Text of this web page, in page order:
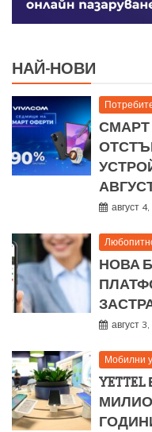
НАЙ-НОВИ
СМАРТ
август
НОВА
август
Мобилни